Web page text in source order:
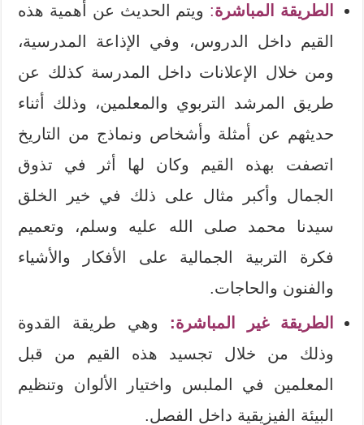
الطريقة المباشرة: ويتم الحديث عن أهمية هذه
القيم داخل الدروس، وفي الإذاعة المدرسية،
ومن خلال الإعلانات داخل المدرسة كذلك عن
طريق المرشد التربوي والمعلمين، وذلك أثناء
حديثهم عن أمثلة وأشخاص ونماذج من التاريخ
اتصفت بهذه القيم وكان لها أثر في تذوق
الجمال وأكبر مثال على ذلك في خير الخلق
سيدنا محمد صلى الله عليه وسلم، وتعميم
فكرة التربية الجمالية على الأفكار والأشياء
والفنون والحاجات.
الطريقة غير المباشرة:
وهي طريقة القدوة
وذلك من خلال تجسيد هذه القيم من قبل
المعلمين في الملبس واختيار الألوان وتنظيم
البيئة الفيزيقية داخل الفصل.